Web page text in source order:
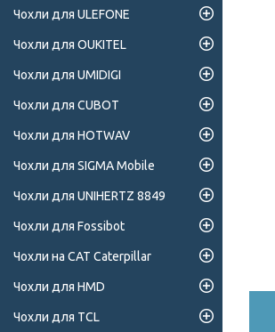
Чохли для ULEFONE
Чохли для OUKITEL
Чохли для UMIDIGI
Чохли для CUBOT
Чохли для HOTWAV
Чохли для SIGMA Mobile
Чохли для UNIHERTZ 8849
Чохли для Fossibot
Чохли на CAT Caterpillar
Чохли для HMD
Чохли для TCL